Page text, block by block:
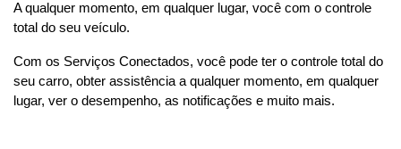
A qualquer momento, em qualquer lugar, você com o controle
total do seu veículo.
Com os Serviços Conectados, você pode ter o controle total do
seu carro, obter assistência a qualquer momento, em qualquer
lugar, ver o desempenho, as notificações e muito mais.